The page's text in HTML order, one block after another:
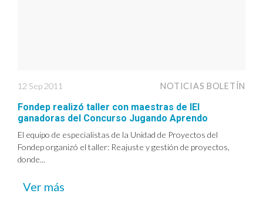
12 Sep 2011 NOTICIAS BOLETÍN
Fondep realizó taller con maestras de IEI
ganadoras del Concurso Jugando Aprendo
El equipo de especialistas de la Unidad de Proyectos del
Fondep organizó el taller: Reajuste y gestión de proyectos,
donde...
Ver más